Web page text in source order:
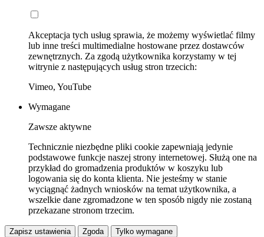
Akceptacja tych usług sprawia, że możemy wyświetlać filmy
lub inne treści multimedialne hostowane przez dostawców
zewnętrznych. Za zgodą użytkownika korzystamy w tej
witrynie z następujących usług stron trzecich:
Vimeo, YouTube
Wymagane
Zawsze aktywne
Technicznie niezbędne pliki cookie zapewniają jedynie
podstawowe funkcje naszej strony internetowej. Służą one na
przykład do gromadzenia produktów w koszyku lub
logowania się do konta klienta. Nie jesteśmy w stanie
wyciągnąć żadnych wniosków na temat użytkownika, a
wszelkie dane zgromadzone w ten sposób nigdy nie zostaną
przekazane stronom trzecim.
Zapisz ustawienia Zgoda Tylko wymagane